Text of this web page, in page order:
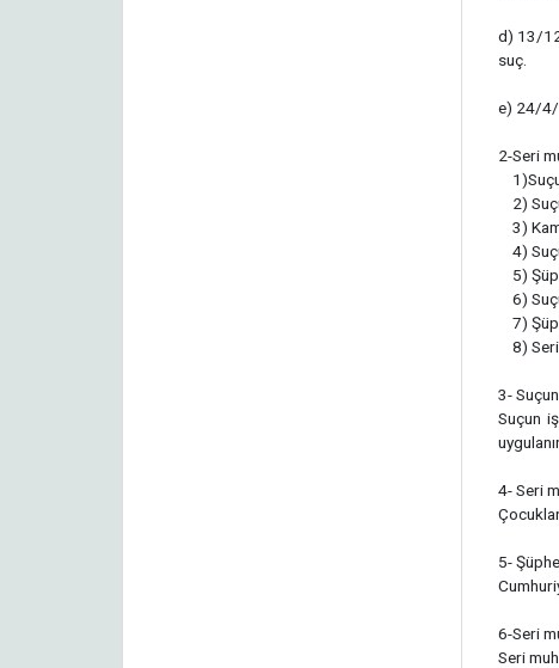
d) 13/
suç.
e) 24/4/
2-Seri
2)
3)
4)
5)
6)
7)
8) Seri
3-
Suçun
4- Seri
5-
6-Seri
Seri